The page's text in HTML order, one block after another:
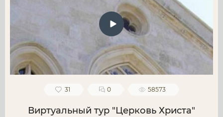
31 0 58573
Виртуальный тур "Церковь Христа"